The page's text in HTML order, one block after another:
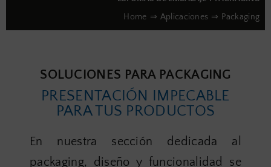
Home
Aplicaciones Packaging
SOLUCIONES PARA PACKAGING
PRESENTACIÓN IMPECABLE
PARA TUS PRODUCTOS
En nuestra sección dedicada al
packaging, diseño y funcionalidad se